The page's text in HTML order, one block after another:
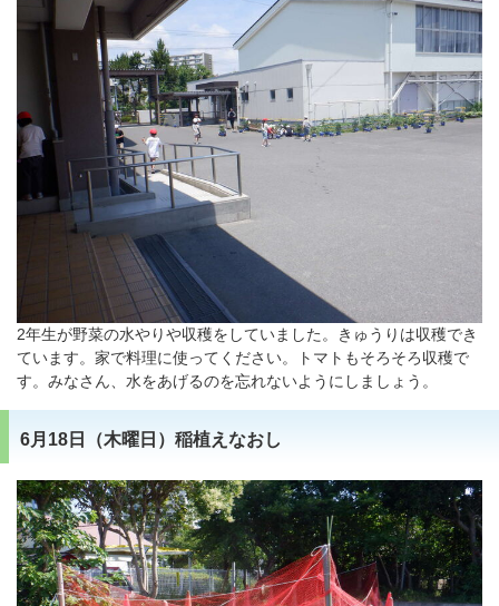
2年生が野菜の水やりや収穫をしていました。きゅうりは収穫でき
ています。家で料理に使ってください。トマトもそろそろ収穫で
す。みなさん、水をあげるのを忘れないようにしましょう。
6月18日（木曜日）稲植えなおし